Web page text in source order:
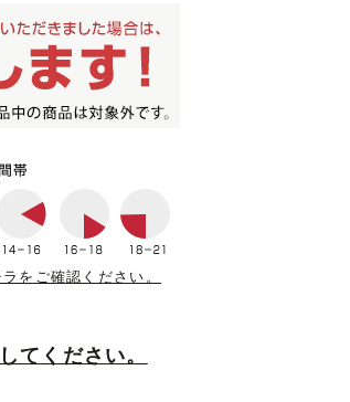
ラをご確認ください。
てください。